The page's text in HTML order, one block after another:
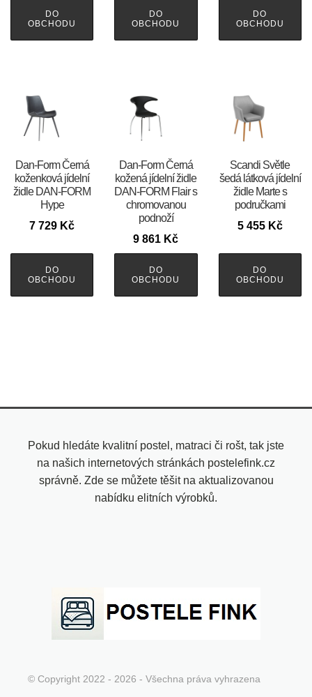
DO
OBCHODU
DO
OBCHODU
DO
OBCHODU
​​​​​Dan-Form Černá
koženková jídelní
židle DAN-FORM
Hype
7 729 Kč
DO
OBCHODU
​​​​​Dan-Form Černá
kožená jídelní židle
DAN-FORM Flair s
chromovanou
podnoží
9 861 Kč
DO
OBCHODU
Scandi Světle
šedá látková jídelní
židle Marte s
područkami
5 455 Kč
DO
OBCHODU
Pokud hledáte kvalitní postel, matraci či rošt, tak jste
na našich internetových stránkách postelefink.cz
správně. Zde se můžete těšit na aktualizovanou
nabídku elitních výrobků.
© Copyright 2022 - 2026 - Všechna práva vyhrazena